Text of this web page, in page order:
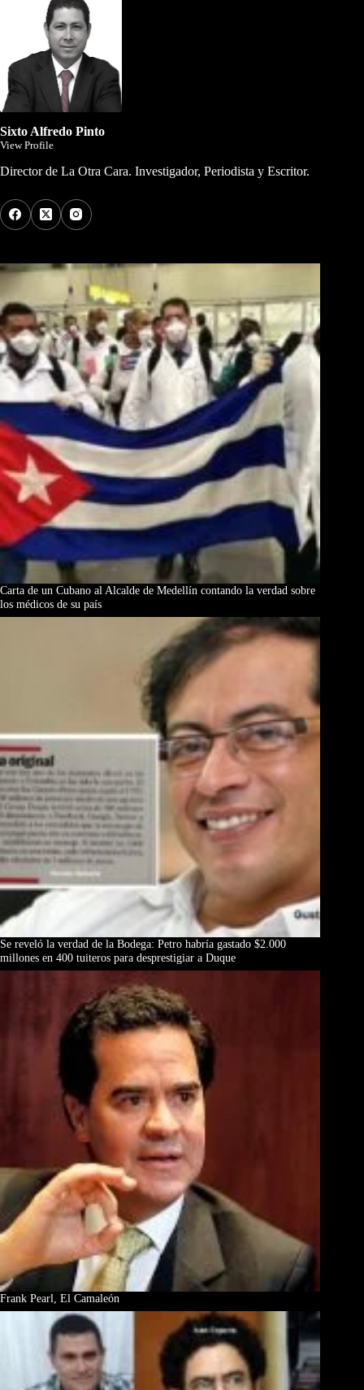
Sixto Alfredo Pinto
View Profile
Director de La Otra Cara. Investigador, Periodista y Escritor.
Carta de un Cubano al Alcalde de Medellín contando la verdad sobre
los médicos de su país
Se reveló la verdad de la Bodega: Petro habría gastado $2.000
millones en 400 tuiteros para desprestigiar a Duque
Frank Pearl, El Camaleón